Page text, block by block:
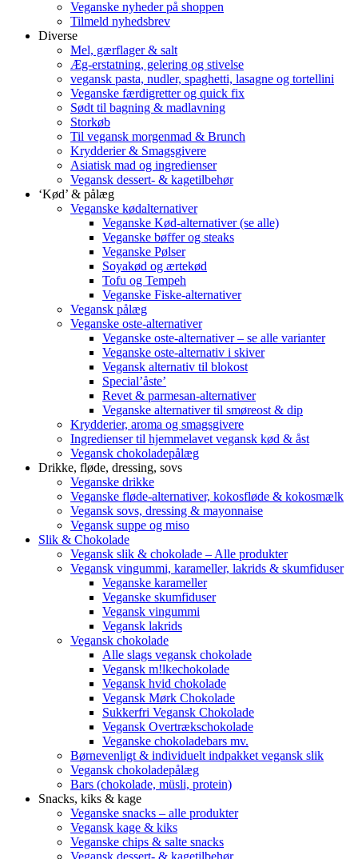
Veganske nyheder på shoppen
Tilmeld nyhedsbrev
Diverse
Mel, gærflager & salt
Æg-erstatning, gelering og stivelse
vegansk pasta, nudler, spaghetti, lasagne og tortellini
Veganske færdigretter og quick fix
Sødt til bagning & madlavning
Storkøb
Til vegansk morgenmad & Brunch
Krydderier & Smagsgivere
Asiatisk mad og ingredienser
Vegansk dessert- & kagetilbehør
‘Kød’ & pålæg
Veganske kødalternativer
Veganske Kød-alternativer (se alle)
Veganske bøffer og steaks
Veganske Pølser
Soyakød og ærtekød
Tofu og Tempeh
Veganske Fiske-alternativer
Vegansk pålæg
Veganske oste-alternativer
Veganske oste-alternativer – se alle varianter
Veganske oste-alternativ i skiver
Vegansk alternativ til blokost
Special’åste’
Revet & parmesan-alternativer
Veganske alternativer til smøreost & dip
Krydderier, aroma og smagsgivere
Ingredienser til hjemmelavet vegansk kød & åst
Vegansk chokoladepålæg
Drikke, fløde, dressing, sovs
Veganske drikke
Veganske fløde-alternativer, kokosfløde & kokosmælk
Vegansk sovs, dressing & mayonnaise
Vegansk suppe og miso
Slik & Chokolade
Vegansk slik & chokolade – Alle produkter
Vegansk vingummi, karameller, lakrids & skumfiduser
Veganske karameller
Veganske skumfiduser
Vegansk vingummi
Vegansk lakrids
Vegansk chokolade
Alle slags vegansk chokolade
Vegansk m!lkechokolade
Vegansk hvid chokolade
Vegansk Mørk Chokolade
Sukkerfri Vegansk Chokolade
Vegansk Overtrækschokolade
Veganske chokoladebars mv.
Børnevenligt & individuelt indpakket vegansk slik
Vegansk chokoladepålæg
Bars (chokolade, müsli, protein)
Snacks, kiks & kage
Veganske snacks – alle produkter
Vegansk kage & kiks
Veganske chips & salte snacks
Vegansk dessert- & kagetilbehør